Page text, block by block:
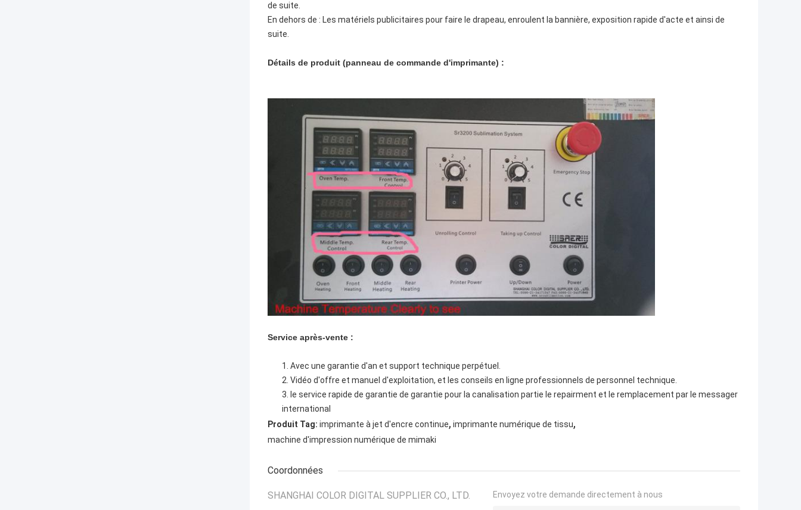
de suite.
En dehors de : Les matériels publicitaires pour faire le drapeau, enroulent la bannière, exposition rapide d'acte et ainsi de
suite.
Détails de produit (panneau de commande d'imprimante) :
Service après-vente :
1. Avec une garantie d'an et support technique perpétuel.
2. Vidéo d'offre et manuel d'exploitation, et les conseils en ligne professionnels de personnel technique.
3. le service rapide de garantie de garantie pour la canalisation partie le repairment et le remplacement par le messager
international
Produit Tag: imprimante à jet d'encre continue, imprimante numérique de tissu,
machine d'impression numérique de mimaki
Coordonnées
SHANGHAI COLOR DIGITAL SUPPLIER CO., LTD. Envoyez votre demande directement à nous